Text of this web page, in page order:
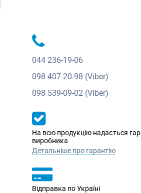
044 236-19-06
098 407-20-98 (Viber)
098 539-09-02 (Viber)
На всю продукцію надається
виробника
Детальніше про гарантію
Відправка по Україні